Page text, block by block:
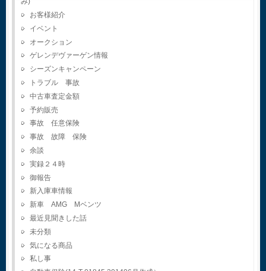
お客様紹介
イベント
オークション
ゲレンデヴァーゲン情報
シーズンキャンペーン
トラブル 事故
中古車査定金額
予約販売
事故 任意保険
事故 故障 保険
余談
実録２４時
御報告
新入庫車情報
新車 AMG Mベンツ
最近見聞きした話
未分類
気になる商品
私し事